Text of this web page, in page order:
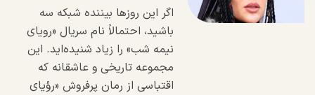
اگر این روزها بیننده شبکه سه
باشید، احتمالاً نام سریال «رویای
نیمه شب» را زیاد شنیده‌اید. این
مجموعه تاریخی و عاشقانه که
اقتباسی از رمان پرفروش «رؤیای